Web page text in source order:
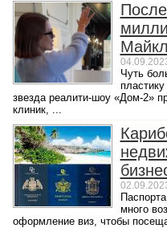
Чуть
звезда реалити-шоу «Дом-2»
клиник, ...
много
оформление виз, чтобы